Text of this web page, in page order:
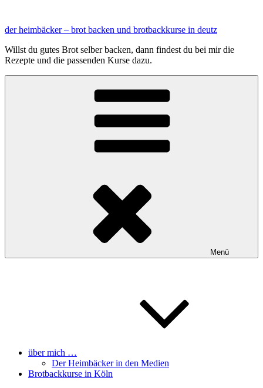
springen
der heimbäcker – brot backen und brotbackkurse in deutz
Willst du gutes Brot selber backen, dann findest du bei mir die
Rezepte und die passenden Kurse dazu.
Menü
über mich …
Der Heimbäcker in den Medien
Brotbackkurse in Köln